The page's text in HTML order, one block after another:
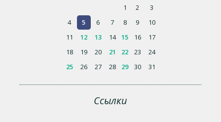
1
2
3
4
5 6 7 8 9
10
11
12 13 14 15 16
17
18
19 20 21 22 23
24
25
26 27 28 29 30 31
Ссылки